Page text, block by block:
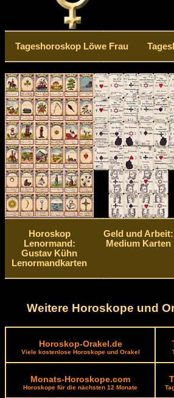
Tageshoroskop Löwe Frau
Horoskop
Lenormand:
Gustav Kühn
Lenormandkarten
Geld und Arbeit:
Medium Karten
Weitere Horoskope und
Horoskop-Orakel.de
Viele kostenlose Horoskope und Orakel
Monats-Horoskope.com
Horoskope für die nächsten 12 Monate